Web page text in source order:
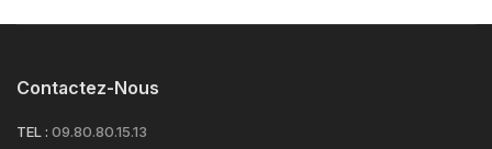
Contactez-Nous
TEL : 09.80.80.15.13